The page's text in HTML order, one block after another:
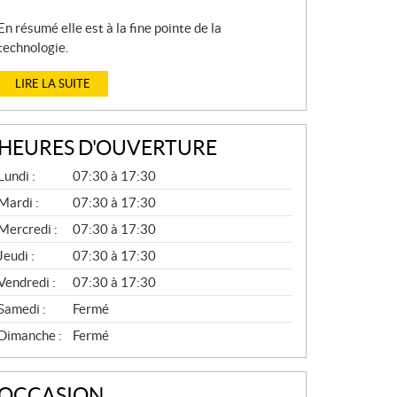
résumé elle est à la fine pointe de la
LIRE LA SUITE
HEURES D'OUVERTURE
S
:
07:30 à 17:30
:
07:30 à 17:30
:
07:30 à 17:30
Jeudi :
07:30 à 17:30
:
07:30 à 17:30
:
Fermé
:
Fermé